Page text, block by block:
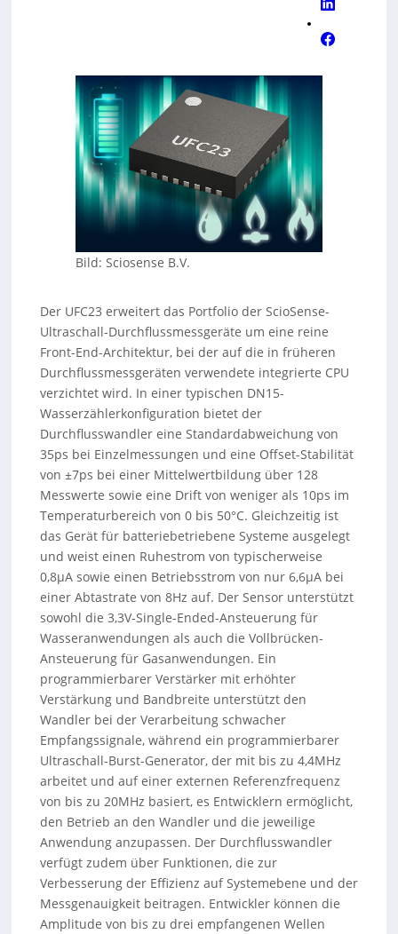
Bild: Sciosense B.V.
Der UFC23 erweitert das Portfolio der ScioSense-
Ultraschall-Durchflussmessgeräte um eine reine
Front-End-Architektur, bei der auf die in früheren
Durchflussmessgeräten verwendete integrierte CPU
verzichtet wird. In einer typischen DN15-
Wasserzählerkonfiguration bietet der
Durchflusswandler eine Standardabweichung von
35ps bei Einzelmessungen und eine Offset-Stabilität
von ±7ps bei einer Mittelwertbildung über 128
Messwerte sowie eine Drift von weniger als 10ps im
Temperaturbereich von 0 bis 50°C. Gleichzeitig ist
das Gerät für batteriebetriebene Systeme ausgelegt
und weist einen Ruhestrom von typischerweise
0,8µA sowie einen Betriebsstrom von nur 6,6µA bei
einer Abtastrate von 8Hz auf. Der Sensor unterstützt
sowohl die 3,3V-Single-Ended-Ansteuerung für
Wasseranwendungen als auch die Vollbrücken-
Ansteuerung für Gasanwendungen. Ein
programmierbarer Verstärker mit erhöhter
Verstärkung und Bandbreite unterstützt den
Wandler bei der Verarbeitung schwacher
Empfangssignale, während ein programmierbarer
Ultraschall-Burst-Generator, der mit bis zu 4,4MHz
arbeitet und auf einer externen Referenzfrequenz
von bis zu 20MHz basiert, es Entwicklern ermöglicht,
den Betrieb an den Wandler und die jeweilige
Anwendung anzupassen. Der Durchflusswandler
verfügt zudem über Funktionen, die zur
Verbesserung der Effizienz auf Systemebene und der
Messgenauigkeit beitragen. Entwickler können die
Amplitude von bis zu drei empfangenen Wellen